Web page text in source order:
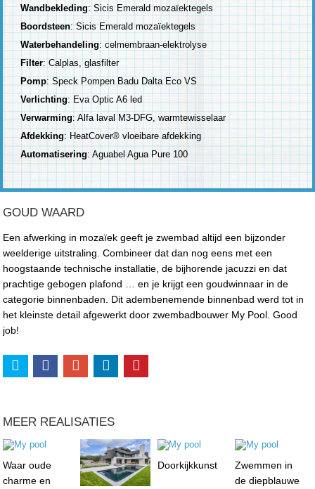
Wandbekleding: Sicis Emerald mozaïektegels
Boordsteen: Sicis Emerald mozaïektegels
Waterbehandeling: celmembraan-elektrolyse
Filter: Calplas, glasfilter
Pomp: Speck Pompen Badu Dalta Eco VS
Verlichting: Eva Optic A6 led
Verwarming: Alfa laval M3-DFG, warmtewisselaar
Afdekking: HeatCover® vloeibare afdekking
Automatisering: Aguabel Agua Pure 100
GOUD WAARD
Een afwerking in mozaïek geeft je zwembad altijd een bijzonder
weelderige uitstraling. Combineer dat dan nog eens met een
hoogstaande technische installatie, de bijhorende jacuzzi en dat
prachtige gebogen plafond … en je krijgt een goudwinnaar in de
categorie binnenbaden. Dit adembenemende binnenbad werd tot in
het kleinste detail afgewerkt door zwembadbouwer My Pool. Good
job!
MEER REALISATIES
Waar oude
charme en
Doorkijkkunst
Zwemmen in
de diepblauwe